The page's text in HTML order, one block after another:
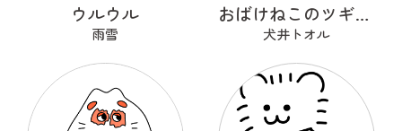
ウルウル
雨雪
おばけねこのツギハギ
犬井トオル